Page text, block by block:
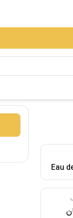
Eau